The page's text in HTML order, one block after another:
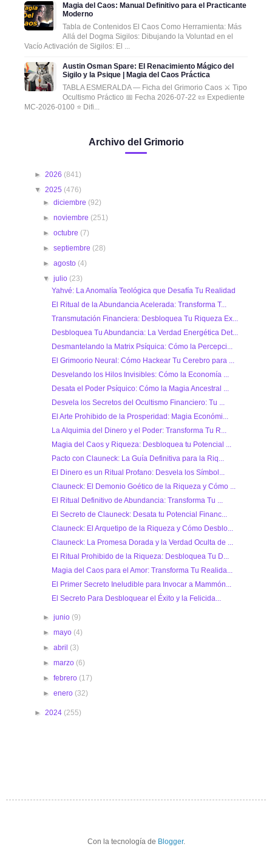
Magia del Caos: Manual Definitivo para el Practicante
Moderno
Tabla de Contenidos El Caos Como Herramienta: Más
Allá del Dogma Sigilos: Dibujando la Voluntad en el
Vacío Activación de Sigilos: El ...
Austin Osman Spare: El Renacimiento Mágico del
Sigilo y la Psique | Magia del Caos Práctica
TABLA ESMERALDA — Ficha del Grimorio Caos ⚔️ Tipo
Ocultismo Práctico 📅 Fecha 2026-07-22 📜 Expediente
MC-2026-0100 ⭐ Difi...
Archivo del Grimorio
► 2026 (841)
▼ 2025 (476)
► diciembre (92)
► noviembre (251)
► octubre (7)
► septiembre (28)
► agosto (4)
▼ julio (23)
Yahvé: La Anomalía Teológica que Desafía Tu Realidad
El Ritual de la Abundancia Acelerada: Transforma T...
Transmutación Financiera: Desbloquea Tu Riqueza Ex...
Desbloquea Tu Abundancia: La Verdad Energética Det...
Desmantelando la Matrix Psíquica: Cómo la Percepci...
El Grimoorio Neural: Cómo Hackear Tu Cerebro para ...
Desvelando los Hilos Invisibles: Cómo la Economía ...
Desata el Poder Psíquico: Cómo la Magia Ancestral ...
Desvela los Secretos del Ocultismo Financiero: Tu ...
El Arte Prohibido de la Prosperidad: Magia Económi...
La Alquimia del Dinero y el Poder: Transforma Tu R...
Magia del Caos y Riqueza: Desbloquea tu Potencial ...
Pacto con Clauneck: La Guía Definitiva para la Riq...
El Dinero es un Ritual Profano: Desvela los Símbol...
Clauneck: El Demonio Goético de la Riqueza y Cómo ...
El Ritual Definitivo de Abundancia: Transforma Tu ...
El Secreto de Clauneck: Desata tu Potencial Financ...
Clauneck: El Arquetipo de la Riqueza y Cómo Desblo...
Clauneck: La Promesa Dorada y la Verdad Oculta de ...
El Ritual Prohibido de la Riqueza: Desbloquea Tu D...
Magia del Caos para el Amor: Transforma Tu Realida...
El Primer Secreto Ineludible para Invocar a Mammón...
El Secreto Para Desbloquear el Éxito y la Felicida...
► junio (9)
► mayo (4)
► abril (3)
► marzo (6)
► febrero (17)
► enero (32)
► 2024 (255)
Con la tecnología de Blogger.